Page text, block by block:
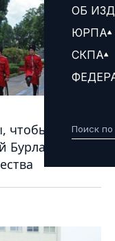
ОБ
ЮРПА
СКПА
чтобы их
о